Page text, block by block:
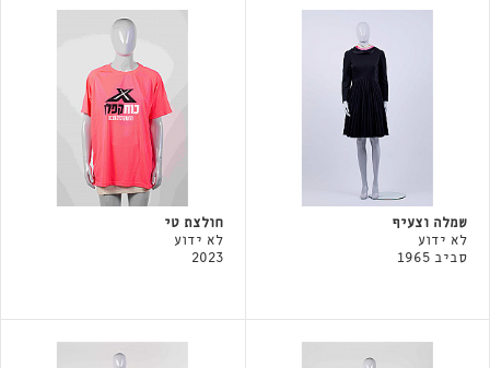
שמלה וצעיף
לא ידוע
סביב 1965
חולצת טי
לא ידוע
2023